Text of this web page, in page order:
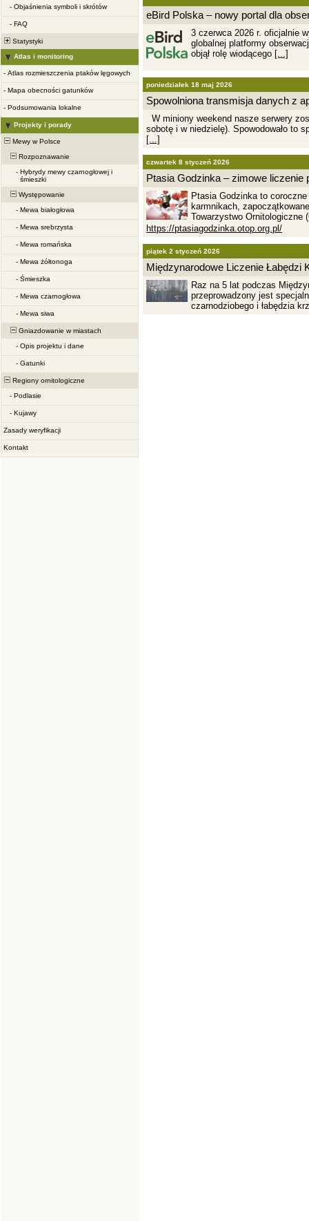
- Objaśnienia symboli i skrótów
- FAQ
Statystyki
Atlas i monitoring
- Atlas rozmieszczenia ptaków lęgowych
- Mapa obecności gatunków
- Podsumowania lokalne
Projekty i porady
Mewy w Polsce
Rozpoznawanie
- Hybrydy mewy czarnogłowej i
śmieszki
Występowanie
- Mewa białogłowa
- Mewa srebrzysta
- Mewa romańska
- Mewa żółtonoga
- Śmieszka
- Mewa czarnogłowa
- Mewa siwa
Gniazdowanie w miastach
- Opis projektu i dane
- Gatunki
Regiony ornitologiczne
- Podlasie
- Kujawy
Zasady weryfikacji
Kontakt
eBird Polska – nowy portal dla
3 czerwca 2026 r. oficjalnie
globalnej platformy
objął rolę wiodącego [...]
poniedziałek 18 maj 2026
Spowolniona transmisja danych z
W miniony weekend nasze serwery
sobotę i w niedzielę). Spowodowało to
[...]
czwartek 8 styczeń 2026
Ptasia Godzinka – zimowe liczenie
Ptasia Godzinka to
karmnikach,
Towarzystwo Ornitologiczne
https://ptasiagodzinka.otop.org.pl/
piątek 2 styczeń 2026
Międzynarodowe Liczenie Łabędzi
Raz na 5 lat podczas
przeprowadzony jest
czarnodziobego i łabędzia